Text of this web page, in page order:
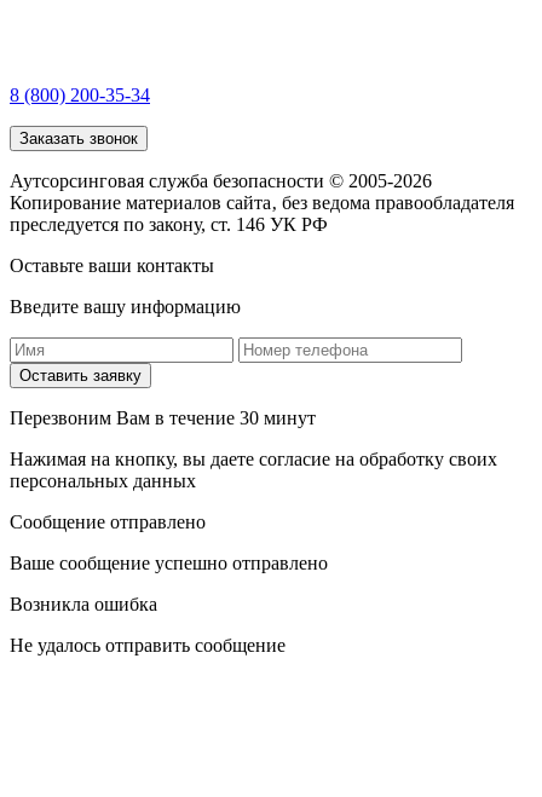
8 (800) 200-35-34
Заказать звонок
Аутсорсинговая служба безопасности © 2005-2026
Копирование материалов сайта‚ без ведома правообладателя
преследуется по закону, ст. 146 УК РФ
Оставьте ваши контакты
Введите вашу информацию
Оставить заявку
Перезвоним Вам в течение 30 минут
Нажимая на кнопку, вы даете согласие на обработку своих
персональных данных
Сообщение отправлено
Ваше сообщение успешно отправлено
Возникла ошибка
Не удалось отправить сообщение